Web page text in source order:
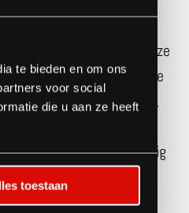
te bieden en om ons
voor social
die u aan ze heeft
toestaan
of haven? Dan bieden onze
een slimme kans om uit te
boten zijn kant-en-klaar,
Zo voeg je eenvoudig
toe, zonder te
Meer beleving, meer